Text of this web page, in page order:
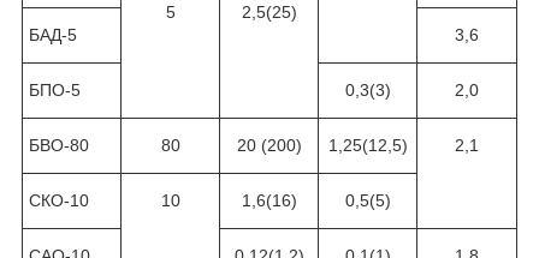
5
2,5(25)
БАД-5 3,6
БПО-5 0,3(3) 2,0
БВО-80 80 20 (200) 1,25(12,5) 2,1
СКО-10 10 1,6(16) 0,5(5)